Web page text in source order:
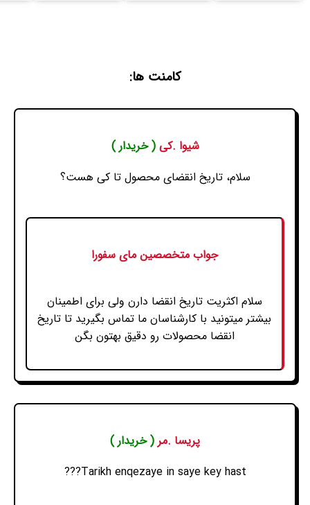
کامنت ها:
شیوا .کی( خریدار )
سلام، تاریخ انقضای محصول تا کی هست؟
جواب متخصصین مای سفورا
سلام اکثریت تاریخ انقضا دارن ولی برای اطمینان
بیشتر میتونید با کارشناسان ما تماس بگیرید تا تاریخ
انقضا محصولات رو دقیق بهتون بگن
پریسا .مر ( خریدار )
Tarikh enqezaye in saye key hast???